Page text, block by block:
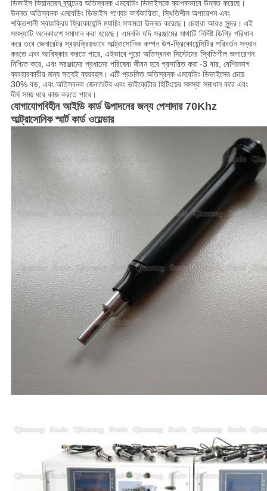
ডিভাইস কিয়ানজেন ব্র্যান্ডের অতিস্বনক এমবেডিং ডিভাইসকে ব্যাপকভাবে উন্নত করেছে।
উন্নত অতিস্বনক এমবেডিং ডিভাইস পণ্যের কার্যকারিতা, স্থিতিশীল অপারেশন এবং
শক্তিশালী স্বয়ংক্রিয় ফ্রিকোয়েন্সি ম্যাচিং সক্ষমতা উন্নত করেছে। চেহারা আরও সুন্দর। এই
সমস্যাটি অনেকাংশে সমাধান করা হয়েছে। এমনকি যদি সরঞ্জামের মাথাটি নির্দিষ্ট ডিগ্রি পরিধান
করে তবে জেনারেটর স্বয়ংক্রিয়ভাবে আল্ট্রাসোনিক কম্পন উপ-ফ্রিকোয়েন্সিটির পরিবর্তন সন্ধান
করতে এবং আবিষ্কার করতে পারে, এইভাবে পুরো অতিস্বনক সিস্টেমের স্থিতিশীল অপারেশন
নিশ্চিত করে, এবং সরঞ্জামের প্রধানের পরিষেবা জীবন হবে প্রসারিত করা-3 বার, বেশিরভাগ
ব্যবহারকারীর জন্য সত্যই ব্যয়বহুল। এটি প্রচলিত অতিস্বনক এমবেডিং ডিভাইসের চেয়ে
30% বড়, এবং অতিস্বনক জেনারেটর এবং ভাইব্রেটার হিটিংয়ের সমস্যা সমাধান করে এবং
দীর্ঘ সময় ধরে কাজ করতে পারে।
যোগাযোগবিহীন আইডি কার্ড উত্পাদনের জন্য পেশাদার 70Khz
আল্ট্রাসোনিক স্মার্ট কার্ড ওয়েল্ডার